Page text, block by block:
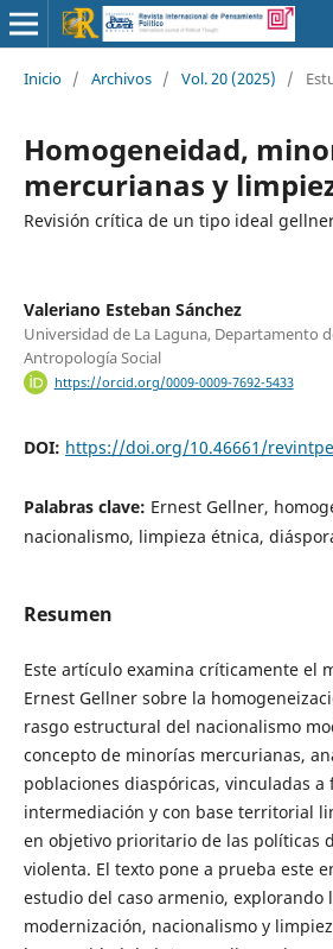
Inicio / Archivos / Vol. 20 (2025) /
Homogeneidad,
mercurianas y
Revisión crítica de un tipo ideal
Valeriano Esteban Sánchez
Universidad de La Laguna, Departamento
Antropología Social
https://orcid.org/0009-0009-7692-5433
DOI: https://doi.org/10.46661/
Palabras clave: Ernest Gellner,
nacionalismo, limpieza étnica,
Resumen
Este artículo examina críticamente el
Ernest Gellner sobre la
rasgo estructural del nacionalismo
concepto de minorías mercurianas,
poblaciones diaspóricas, vinculadas a
intermediación y con base territorial
en objetivo prioritario de las políticas
violenta. El texto pone a prueba este
estudio del caso armenio, explorando
modernización, nacionalismo y